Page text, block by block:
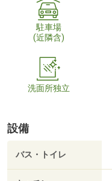
駐車場
(近隣含)
洗面所独立
設備
バス・トイレ